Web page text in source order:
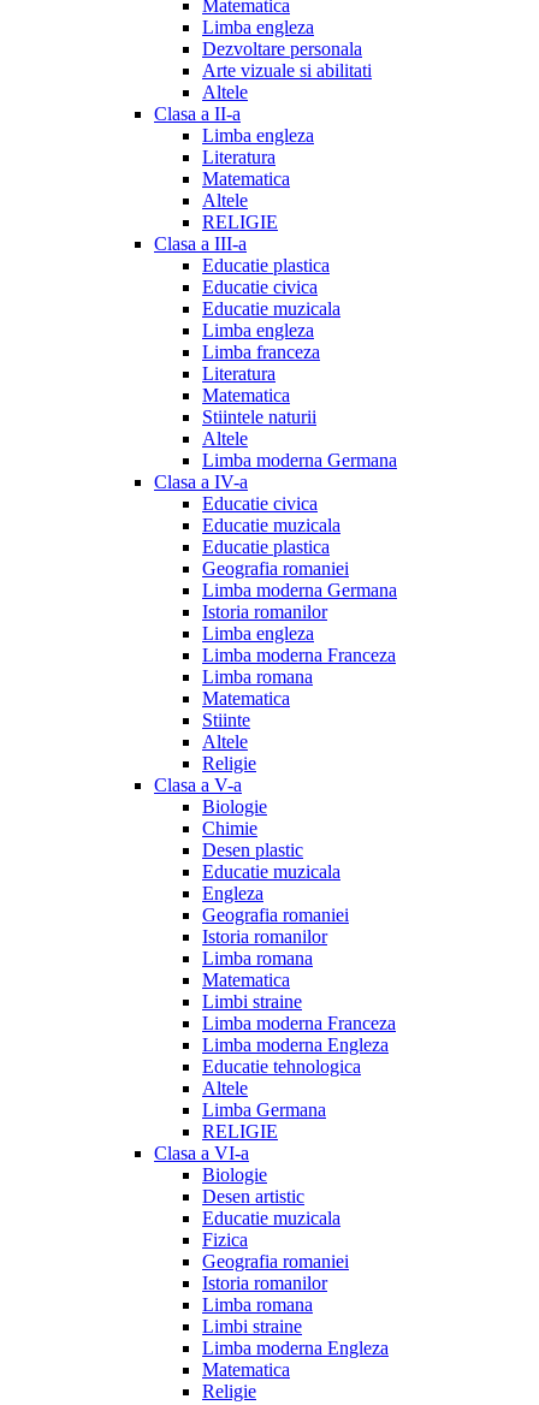
Matematica
Limba engleza
Dezvoltare personala
Arte vizuale si abilitati
Altele
Clasa a II-a
Limba engleza
Literatura
Matematica
Altele
RELIGIE
Clasa a III-a
Educatie plastica
Educatie civica
Educatie muzicala
Limba engleza
Limba franceza
Literatura
Matematica
Stiintele naturii
Altele
Limba moderna Germana
Clasa a IV-a
Educatie civica
Educatie muzicala
Educatie plastica
Geografia romaniei
Limba moderna Germana
Istoria romanilor
Limba engleza
Limba moderna Franceza
Limba romana
Matematica
Stiinte
Altele
Religie
Clasa a V-a
Biologie
Chimie
Desen plastic
Educatie muzicala
Engleza
Geografia romaniei
Istoria romanilor
Limba romana
Matematica
Limbi straine
Limba moderna Franceza
Limba moderna Engleza
Educatie tehnologica
Altele
Limba Germana
RELIGIE
Clasa a VI-a
Biologie
Desen artistic
Educatie muzicala
Fizica
Geografia romaniei
Istoria romanilor
Limba romana
Limbi straine
Limba moderna Engleza
Matematica
Religie